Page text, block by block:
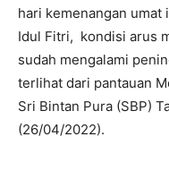
hari kemenangan umat
Idul Fitri, kondisi arus
sudah mengalami
terlihat dari pantauan
Sri Bintan Pura (SBP)
(26/04/2022).